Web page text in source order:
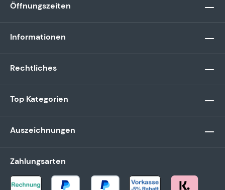
Öffnungszeiten
Informationen
Rechtliches
Top Kategorien
Auszeichnungen
Zahlungsarten